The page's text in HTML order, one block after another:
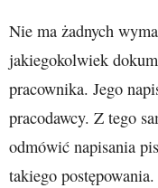
Nie ma żadnych
jakiegokolwiek
pracownika. Jego
pracodawcy. Z tego
odmówić napisania
takiego postępowania.